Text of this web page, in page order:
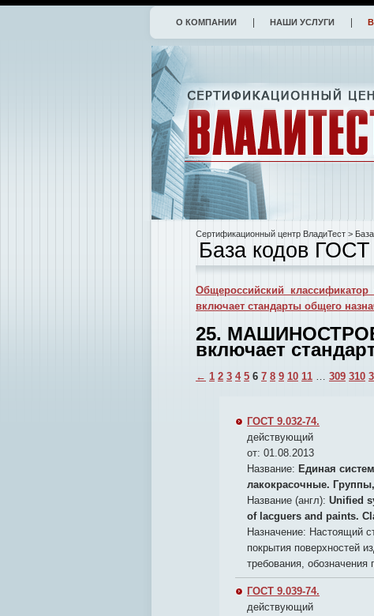
О КОМПАНИИ НАШИ УСЛУГИ
Сертификационный центр ВладиТест >
База кодов ГОСТ
Общероссийский классификатор
включает стандарты общего
25.
включает
← 1 2 3 4 5 6 7 8 9 10 11 … 309 310
ГОСТ 9.032-74.
действующий
от: 01.08.2013
Название: Единая
лакокрасочные.
Название (англ): Unified
of lacguers and paints.
Назначение: Настоящий
покрытия поверхностей
требования, обозначения
ГОСТ 9.039-74.
действующий